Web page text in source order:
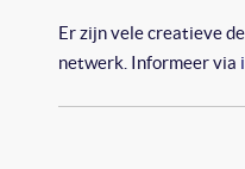
Er zijn vele creatieve
netwerk. Informeer via